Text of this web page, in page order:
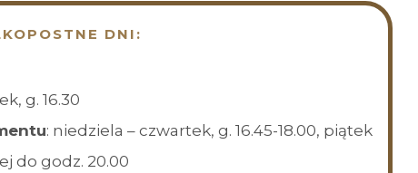
DNI:
g. 16.30
: niedziela – czwartek, g. 16.45-18.00, piątek
do godz. 20.00